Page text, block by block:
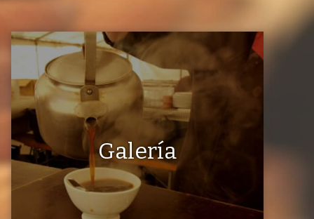
Galería